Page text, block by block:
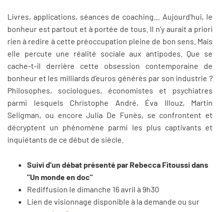
Livres, applications, séances de coaching… Aujourd'hui, le
bonheur est partout et à portée de tous. Il n’y aurait a priori
rien à redire à cette préoccupation pleine de bon sens. Mais
elle percute une réalité sociale aux antipodes. Que se
cache-t-il derrière cette obsession contemporaine de
bonheur et les milliards d’euros générés par son industrie ?
Philosophes, sociologues, économistes et psychiatres
parmi lesquels Christophe André, Éva Illouz, Martin
Seligman, ou encore Julia De Funès, se confrontent et
décryptent un phénomène parmi les plus captivants et
inquiétants de ce début de siècle.
Suivi d'un débat présenté par Rebecca Fitoussi dans
"Un monde en doc"
Rediffusion le dimanche 16 avril à 9h30
Lien de visionnage disponible à la demande ou sur